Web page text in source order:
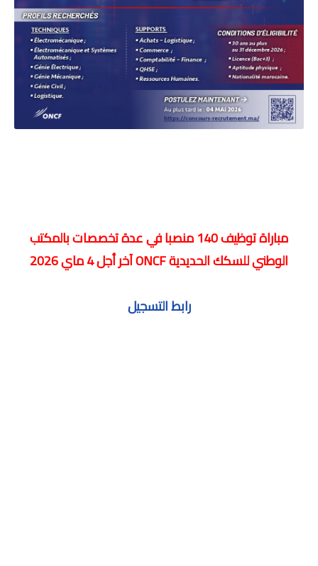
مباراة توظيف 140 منصبا في عدة تخصصات بالمكتب
الوطني للسكك الحديدية ONCF آخر أجل 4 ماي 2026
رابط التسجيل